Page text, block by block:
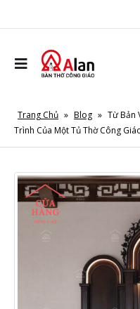
Trang Chủ » Blog » Từ Bản
Trình Của Một Tủ Thờ Công